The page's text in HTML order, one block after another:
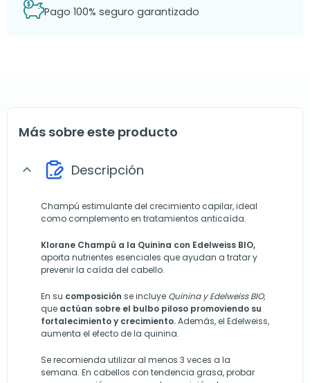
Pago 100% seguro garantizado
Más sobre este producto
expand_more Descripción
Champú estimulante del crecimiento capilar, ideal
como complemento en tratamientos anticaída.
Klorane Champú a la Quinina con Edelweiss BIO,
aporta nutrientes esenciales que ayudan a tratar y
prevenir la caída del cabello.
En su composición se incluye Quinina y Edelweiss BIO,
que actúan sobre el bulbo piloso promoviendo su
fortalecimiento y crecimiento.Además, el Edelweiss,
aumenta el efecto de la quinina.
Se recomienda utilizar al menos 3 veces a la
semana. En cabellos con tendencia grasa, probar